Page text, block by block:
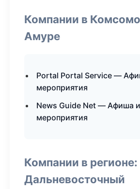
Компании в
Амуре
Portal Portal Service —
мероприятия
News Guide Net — Афиша и
мероприятия
Компании в регионе:
Дальневосточный